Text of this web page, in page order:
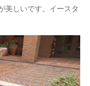
美しいです。イースタ